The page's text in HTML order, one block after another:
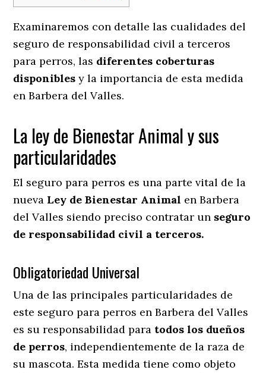
Examinaremos con detalle las cualidades del
seguro de responsabilidad civil a terceros
para perros, las diferentes coberturas
disponibles y la importancia de esta medida
en Barbera del Valles.
La ley de Bienestar Animal y sus
particularidades
El seguro para perros es una parte vital de la
nueva Ley de Bienestar Animal en Barbera
del Valles siendo preciso contratar un seguro
de responsabilidad civil a terceros.
Obligatoriedad Universal
Una de las principales particularidades de
este seguro para perros en Barbera del Valles
es su responsabilidad para todos los dueños
de perros, independientemente de la raza de
su mascota. Esta medida tiene como objeto